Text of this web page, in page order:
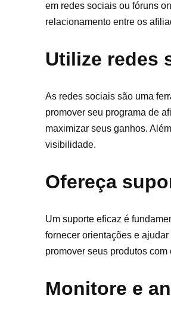
em redes sociais ou fóruns
relacionamento entre os
Utilize redes
As redes sociais são uma
promover seu programa de
maximizar seus ganhos.
visibilidade.
Ofereça
Um suporte eficaz é
fornecer orientações e
promover seus produtos
Monitore e